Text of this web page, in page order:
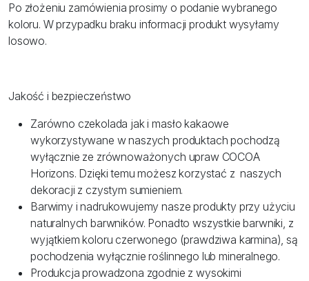
Po złożeniu zamówienia prosimy o podanie wybranego
koloru. W przypadku braku informacji produkt wysyłamy
losowo.
Jakość i bezpieczeństwo
Zarówno czekolada jak i masło kakaowe
wykorzystywane w naszych produktach pochodzą
wyłącznie ze zrównoważonych upraw COCOA
Horizons. Dzięki temu możesz korzystać z naszych
dekoracji z czystym sumieniem.
Barwimy i nadrukowujemy nasze produkty przy użyciu
naturalnych barwników. Ponadto wszystkie barwniki, z
wyjątkiem koloru czerwonego (prawdziwa karmina), są
pochodzenia wyłącznie roślinnego lub mineralnego.
Produkcja prowadzona zgodnie z wysokimi